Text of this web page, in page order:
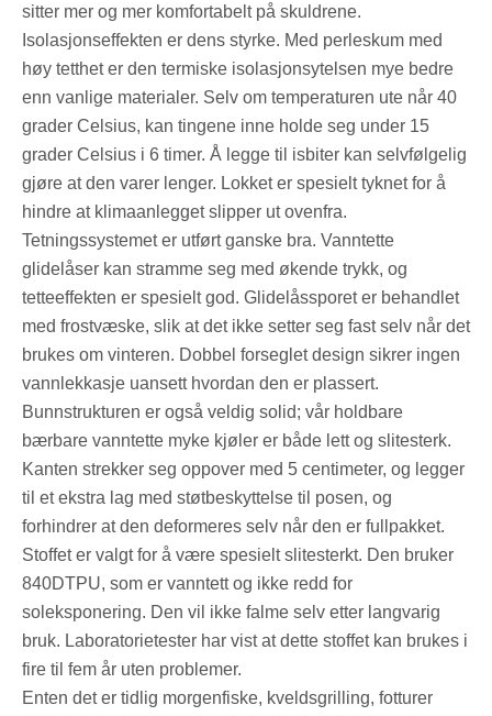
sitter mer og mer komfortabelt på skuldrene.
Isolasjonseffekten er dens styrke. Med perleskum med
høy tetthet er den termiske isolasjonsytelsen mye bedre
enn vanlige materialer. Selv om temperaturen ute når 40
grader Celsius, kan tingene inne holde seg under 15
grader Celsius i 6 timer. Å legge til isbiter kan selvfølgelig
gjøre at den varer lenger. Lokket er spesielt tyknet for å
hindre at klimaanlegget slipper ut ovenfra.
Tetningssystemet er utført ganske bra. Vanntette
glidelåser kan stramme seg med økende trykk, og
tetteeffekten er spesielt god. Glidelåssporet er behandlet
med frostvæske, slik at det ikke setter seg fast selv når det
brukes om vinteren. Dobbel forseglet design sikrer ingen
vannlekkasje uansett hvordan den er plassert.
Bunnstrukturen er også veldig solid; vår holdbare
bærbare vanntette myke kjøler er både lett og slitesterk.
Kanten strekker seg oppover med 5 centimeter, og legger
til et ekstra lag med støtbeskyttelse til posen, og
forhindrer at den deformeres selv når den er fullpakket.
Stoffet er valgt for å være spesielt slitesterkt. Den bruker
840DTPU, som er vanntett og ikke redd for
soleksponering. Den vil ikke falme selv etter langvarig
bruk. Laboratorietester har vist at dette stoffet kan brukes i
fire til fem år uten problemer.
Enten det er tidlig morgenfiske, kveldsgrilling, fotturer